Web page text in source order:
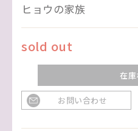
ヒョウの家族
sold out
在
お問い合わせ